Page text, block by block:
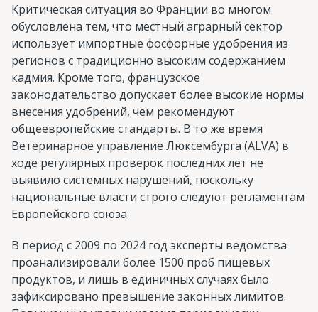
Критическая ситуация во Франции во многом
обусловлена тем, что местный аграрный сектор
использует импортные фосфорные удобрения из
регионов с традиционно высоким содержанием
кадмия. Кроме того, французское
законодательство допускает более высокие нормы
внесения удобрений, чем рекомендуют
общеевропейские стандарты. В то же время
Ветеринарное управление Люксембурга (ALVA) в
ходе регулярных проверок последних лет не
выявило системных нарушений, поскольку
национальные власти строго следуют регламентам
Европейского союза.
В период с 2009 по 2024 год эксперты ведомства
проанализировали более 1500 проб пищевых
продуктов, и лишь в единичных случаях было
зафиксировано превышение законных лимитов.